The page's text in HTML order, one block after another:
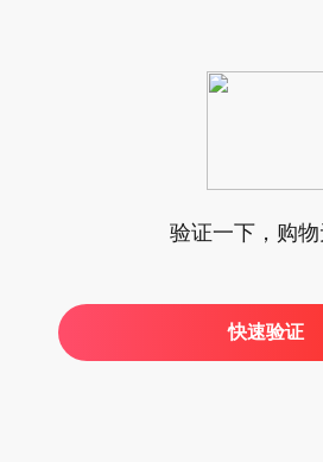
验证一下，购
快速验证